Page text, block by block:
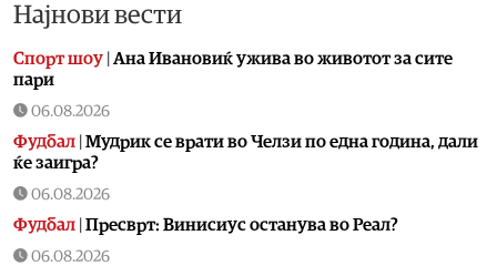
Најнови вести
Спорт шоу Aна Ивановиќ ужива во животот за сите
пари
06.08.2026
Фудбал Мудрик се врати во Челзи по една година, дали
ќе заигра?
06.08.2026
Фудбал Пресврт: Винисиус останува во Реал?
06.08.2026